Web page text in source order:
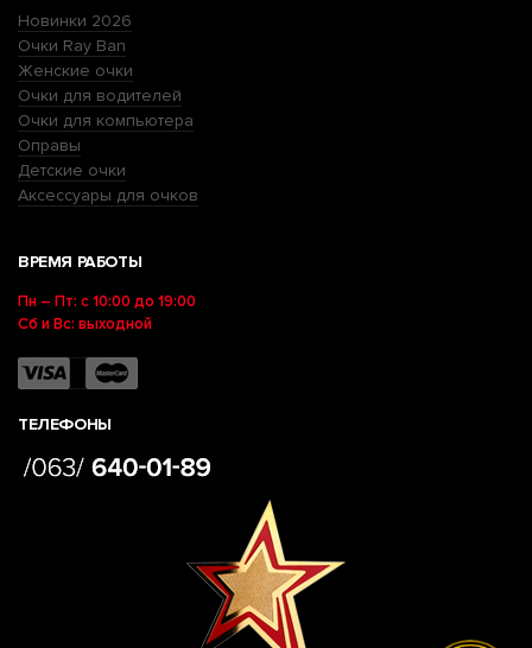
Новинки 2026
Очки Ray Ban
Женские очки
Очки для водителей
Очки для компьютера
Оправы
Детские очки
Аксессуары для очков
ВРЕМЯ РАБОТЫ
Пн – Пт: с 10:00 до 19:00
Сб и Вс: выходной
ТЕЛЕФОНЫ